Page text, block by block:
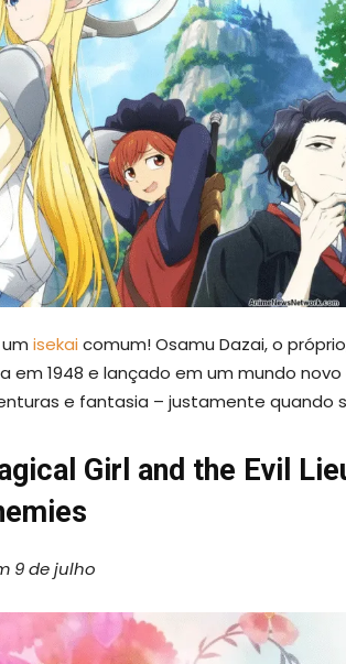
isekai comum! Osamu Dazai, o
em 1948 e lançado em um mundo
e fantasia – justamente quando
Girl and the Evil
9 de julho